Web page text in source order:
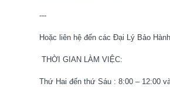
---
Hoặc liên hệ đến các Đại Lý Bảo
THỜI GIAN LÀM VIỆC:
Thứ Hai đến thứ Sáu : 8:00 – 12:00